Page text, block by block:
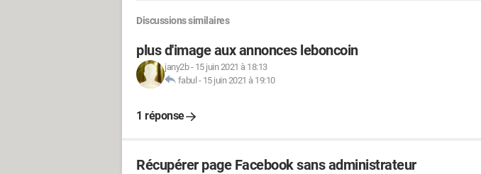
Discussions similaires
plus d'image aux annonces leboncoin
jany2b- 15 juin 2021 à 18:13
fabul - 15 juin 2021 à 19:10
1 réponse
Récupérer page Facebook sans administrateur